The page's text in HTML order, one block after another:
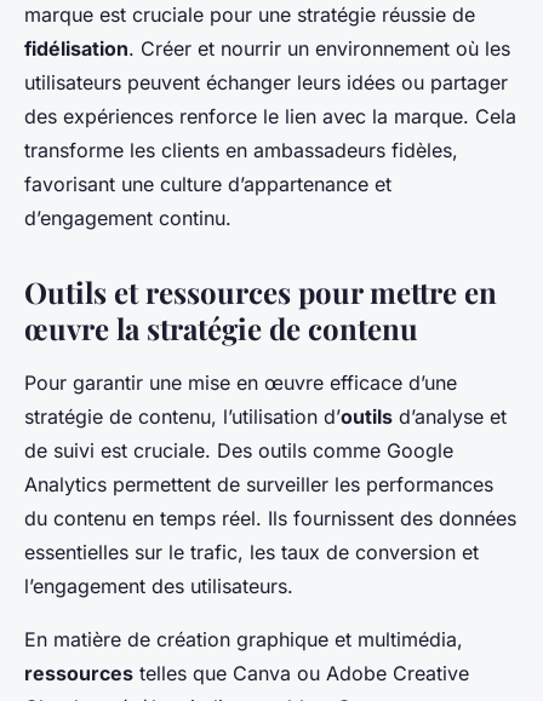
marque est cruciale pour une stratégie réussie de
fidélisation. Créer et nourrir un environnement où les
utilisateurs peuvent échanger leurs idées ou partager
des expériences renforce le lien avec la marque. Cela
transforme les clients en ambassadeurs fidèles,
favorisant une culture d’appartenance et
d’engagement continu.
Outils et ressources pour mettre en
œuvre la stratégie de contenu
Pour garantir une mise en œuvre efficace d’une
stratégie de contenu, l’utilisation d’outils d’analyse et
de suivi est cruciale. Des outils comme Google
Analytics permettent de surveiller les performances
du contenu en temps réel. Ils fournissent des données
essentielles sur le trafic, les taux de conversion et
l’engagement des utilisateurs.
En matière de création graphique et multimédia,
ressources telles que Canva ou Adobe Creative